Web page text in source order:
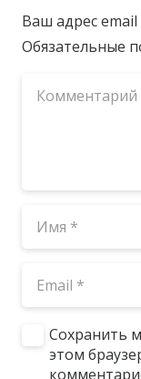
Ваш адрес email
Обязательные
Сохранить
этом